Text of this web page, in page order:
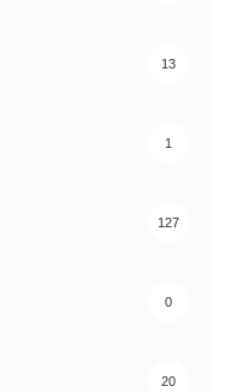
13
1
127
0
20